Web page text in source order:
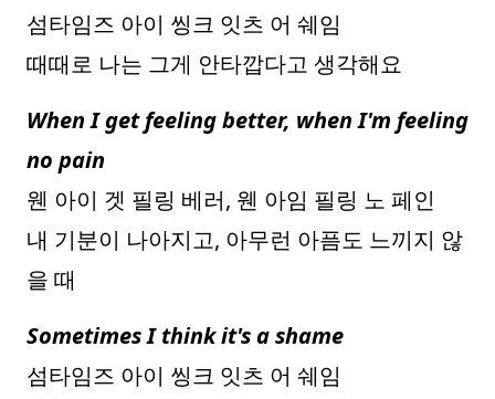
섬타임즈 아이 씽크 잇츠 어 쉐임
때때로 나는 그게 안타깝다고 생각해요
When I get feeling better, when I'm feeling
no pain
웬 아이 겟 필링 베러, 웬 아임 필링 노 페인
내 기분이 나아지고, 아무런 아픔도 느끼지 않
을 때
Sometimes I think it's a shame
섬타임즈 아이 씽크 잇츠 어 쉐임